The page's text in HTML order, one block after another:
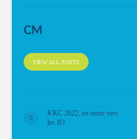
CM
VIEW ALL POSTS
KKC 2022, en route vers
les JO